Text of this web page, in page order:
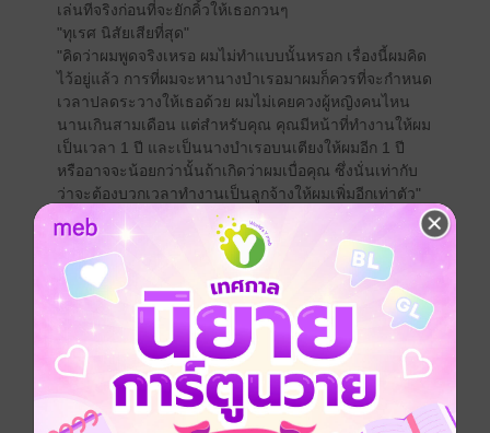
เล่นทีจริงก่อนที่จะยักคิ้วให้เธอกวนๆ
"ทุเรศ นิสัยเสียที่สุด"
"คิดว่าผมพูดจริงเหรอ ผมไม่ทำแบบนั้นหรอก เรื่องนี้ผมคิด
ไว้อยู่แล้ว การที่ผมจะหานางบำเรอมาผมก็ควรที่จะกำหนด
เวลาปลดระวางให้เธอด้วย ผมไม่เคยควงผู้หญิงคนไหน
นานเกินสามเดือน แต่สำหรับคุณ คุณมีหน้าที่ทำงานให้ผม
เป็นเวลา 1 ปี และเป็นนางบำเรอบนเตียงให้ผมอีก 1 ปี
หรืออาจจะน้อยกว่านั้นถ้าเกิดว่าผมเบื่อคุณ ซึ่งนั่นเท่ากับ
ว่าจะต้องบวกเวลาทำงานเป็นลูกจ้างให้ผมเพิ่มอีกเท่าตัว"
"เป็นข้อตกลงที่น่าเกลียดและเอาเปรียบที่สุด"
"ผมเสียเปรียบด้วยซ้ำ เงิน 20 ล้านที่ผมเสียไปไม่รู้ว่าจะคุ้ม
หรือเปล่าเลย ดูสภาพคุณสิ ไม่ได้มีส่วนเว้าส่วนโค้งอะไร
สักนิด หุ่นไม่เรียกอารมณ์สักนิด"
"คุณ" หญิงสาวเม้มปาก อยากจะด่าคนตรงหน้าแรงๆ แต่ก็
ทำไม่ได้เพราะขืนด่าออกไปก็ไม่รู้ว่าอีกฝ่ายจะหาเรื่องกลั่น
แกล้งอะไรอีกหรือเปล่า ดีไม่ได้หนี้จะได้เพิ่มขึ้นมาอีกก็เป็น
ได้
-+-+-+-